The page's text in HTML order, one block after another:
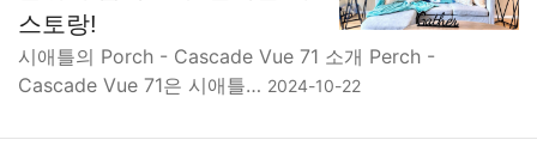
스토랑!
시애틀의 Porch - Cascade Vue 71 소개 Perch -
Cascade Vue 71은 시애틀… 2024-10-22